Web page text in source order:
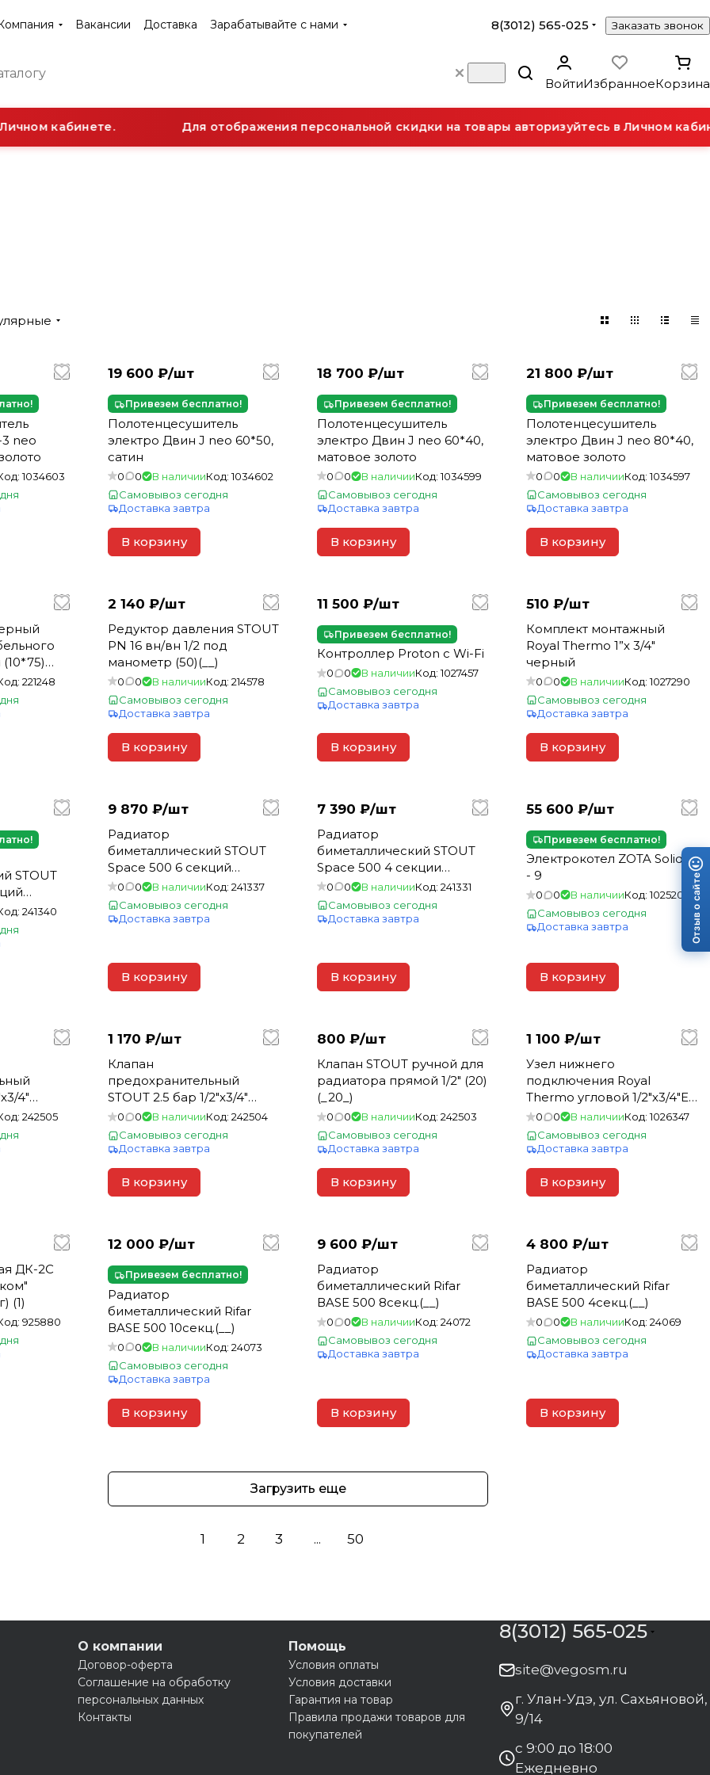
Вакансии Доставка Зарабатывайте с нами 8(3012) 565-025 Заказать звонок
ВойтиИзбранноеКорзина
кабинете. Для отображения персональной скидки на товары авторизуйтесь в Личном
neo
1034603
19 600 ₽/шт
Привезем бесплатно!
Полотенцесушитель
электро Двин J neo 60*50,
сатин
0 0 В наличииКод:1034602
Самовывоз сегодня
Доставка завтра
В корзину
18 700 ₽/шт
Привезем бесплатно!
Полотенцесушитель
электро Двин J neo 60*40,
матовое золото
0 0 В наличииКод:1034599
Самовывоз сегодня
Доставка завтра
В корзину
21 800 ₽/шт
Привезем бесплатно!
Полотенцесушитель
электро Двин J neo 80*40,
матовое золото
0 0 В наличииКод:1034597
Самовывоз сегодня
Доставка завтра
В корзину
221248
2 140 ₽/шт
Редуктор давления STOUT
PN 16 вн/вн 1/2 под
манометр (50)(__)
0 0 В наличииКод: 214578
Самовывоз сегодня
Доставка завтра
В корзину
11 500 ₽/шт
Привезем бесплатно!
Контроллер Proton с Wi-Fi
0 0 В наличииКод:1027457
Самовывоз сегодня
Доставка завтра
В корзину
510 ₽/шт
Комплект монтажный
Royal Thermo 1”х 3/4"
черный
0 0 В наличииКод:1027290
Самовывоз сегодня
Доставка завтра
В корзину
STOUT
241340
9 870 ₽/шт
Радиатор
биметаллический STOUT
Space 500 6 секций
нижнее правое
подключение(_1_)
0 0 В наличииКод: 241337
Самовывоз сегодня
Доставка завтра
В корзину
7 390 ₽/шт
Радиатор
биметаллический STOUT
Space 500 4 секции
нижнее правое
подключение(_1_)
0 0 В наличииКод: 241331
Самовывоз сегодня
Доставка завтра
В корзину
55 600 ₽/шт
Привезем бесплатно!
Электрокотел ZOTA Solid-X
- 9
0 0 В наличииКод:1025205
Самовывоз сегодня
Доставка завтра
В корзину
4"
242505
1 170 ₽/шт
Клапан
предохранительный
STOUT 2.5 бар 1/2"x3/4"
(477.127) (50) (_50_)
0 0 В наличииКод: 242504
Самовывоз сегодня
Доставка завтра
В корзину
800 ₽/шт
Клапан STOUT ручной для
радиатора прямой 1/2" (20)
(_20_)
0 0 В наличииКод: 242503
Самовывоз сегодня
Доставка завтра
В корзину
1 100 ₽/шт
Узел нижнего
подключения Royal
Thermo угловой 1/2"х3/4"EK
RTE 07.00002А
0 0 В наличииКод:1026347
Самовывоз сегодня
Доставка завтра
В корзину
ДК-2С
(1)
925880
12 000 ₽/шт
Привезем бесплатно!
Радиатор
биметаллический Rifar
ВASE 500 10секц.(__)
0 0 В наличииКод: 24073
Самовывоз сегодня
Доставка завтра
В корзину
9 600 ₽/шт
Радиатор
биметаллический Rifar
ВASE 500 8секц.(__)
0 0 В наличииКод: 24072
Самовывоз сегодня
Доставка завтра
В корзину
4 800 ₽/шт
Радиатор
биметаллический Rifar
ВASE 500 4секц.(__)
0 0 В наличииКод: 24069
Самовывоз сегодня
Доставка завтра
В корзину
Загрузить еще
1 2 3 ... 50
О компании
Договор-оферта
Соглашение на обработку
персональных данных
Контакты
Помощь
Условия оплаты
Условия доставки
Гарантия на товар
Правила продажи товаров для
покупателей
8(3012) 565-025
site@vegosm.ru
г. Улан-Удэ, ул. Сахьяновой,
9/14
с 9:00 до 18:00
Ежедневно
Отзыв о сайте